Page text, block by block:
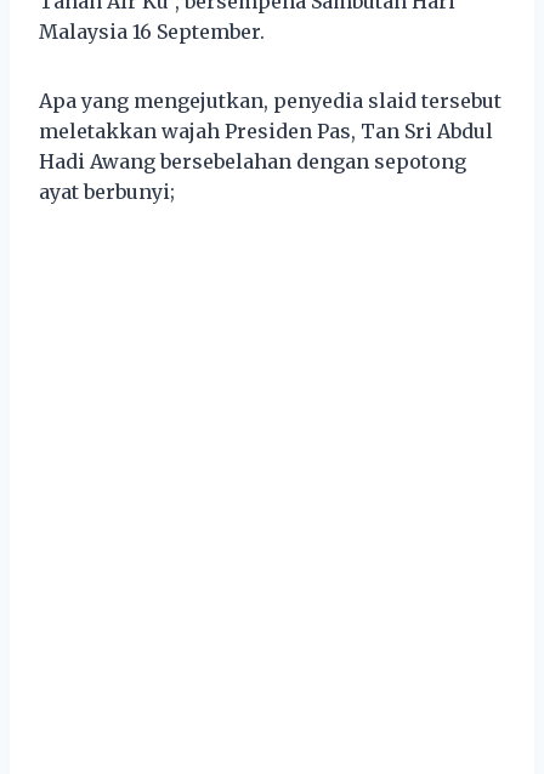
Malaysia 16 September.
Apa yang mengejutkan, penyedia slaid tersebut
meletakkan wajah Presiden Pas, Tan Sri Abdul
Hadi Awang bersebelahan dengan sepotong
ayat berbunyi;